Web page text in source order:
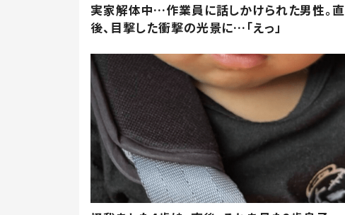
実家解体中…作業員に話しかけられた男性。直
後、目撃した衝撃の光景に…「えっ」